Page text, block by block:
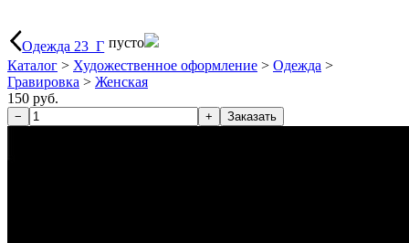
Одежда 23_Г пусто
Каталог > Художественное оформление > Одежда >
Гравировка > Женская
150 руб.